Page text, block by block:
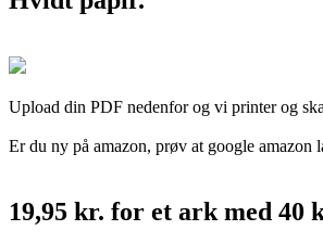
Upload din PDF nedenfor og vi printer og
Er du ny på amazon, prøv at google
19,95 kr. for et ark med 40